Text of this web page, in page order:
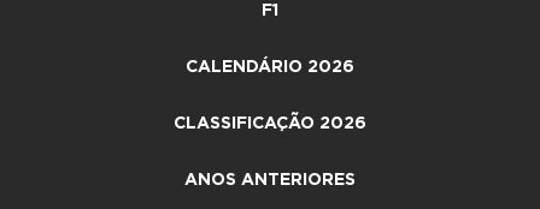
F1
CALENDÁRIO 2026
CLASSIFICAÇÃO 2026
ANOS ANTERIORES